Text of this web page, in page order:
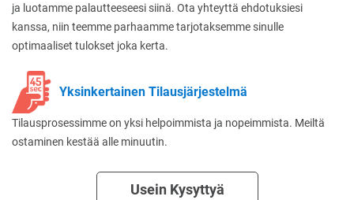
ja luotamme palautteeseesi siinä. Ota yhteyttä ehdotuksiesi
kanssa, niin teemme parhaamme tarjotaksemme sinulle
optimaaliset tulokset joka kerta.
Yksinkertainen Tilausjärjestelmä
Tilausprosessimme on yksi helpoimmista ja nopeimmista. Meiltä
ostaminen kestää alle minuutin.
Usein Kysyttyä